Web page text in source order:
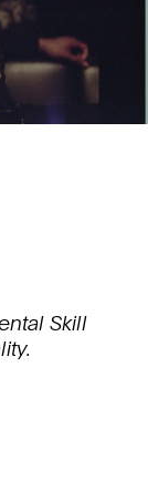
Skill